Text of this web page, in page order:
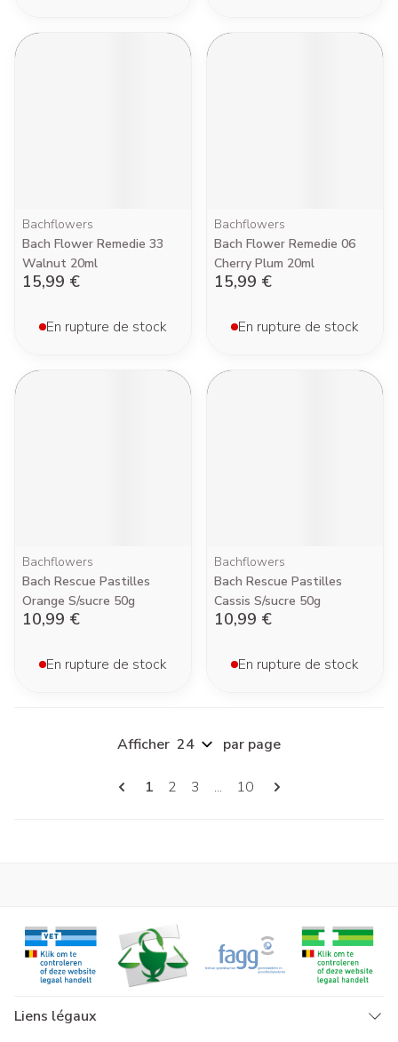
Bachflowers
Bach Flower Remedie 33
Walnut 20ml
15,99 €
En rupture de stock
Bachflowers
Bach Flower Remedie 06
Cherry Plum 20ml
15,99 €
En rupture de stock
Bachflowers
Bach Rescue Pastilles
Orange S/sucre 50g
10,99 €
En rupture de stock
Bachflowers
Bach Rescue Pastilles
Cassis S/sucre 50g
10,99 €
En rupture de stock
Pages
Vous lisez actuellement la page
1 Page
2 Page
3 ... Page
10
Afficher par page
Liens légaux